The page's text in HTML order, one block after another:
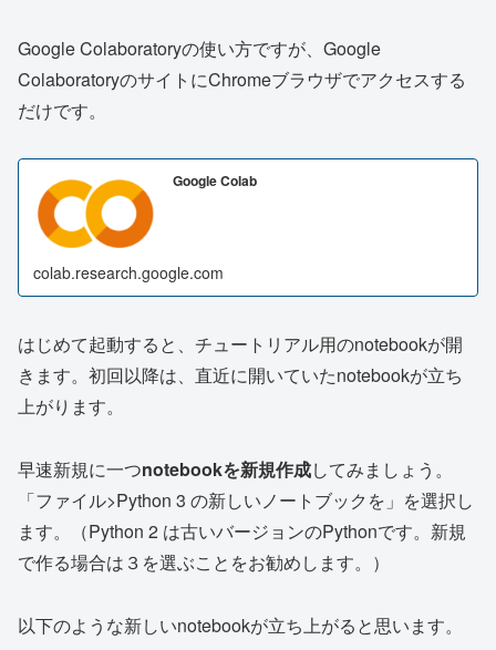
Google Colaboratoryの使い方ですが、Google
ColaboratoryのサイトにChromeブラウザでアクセスする
だけです。
Google Colab
colab.research.google.com
はじめて起動すると、チュートリアル用のnotebookが開
きます。初回以降は、直近に開いていたnotebookが立ち
上がります。
早速新規に一つnotebookを新規作成してみましょう。
「ファイル>Python 3 の新しいノートブックを」を選択し
ます。（Python 2 は古いバージョンのPythonです。新規
で作る場合は３を選ぶことをお勧めします。）
以下のような新しいnotebookが立ち上がると思います。